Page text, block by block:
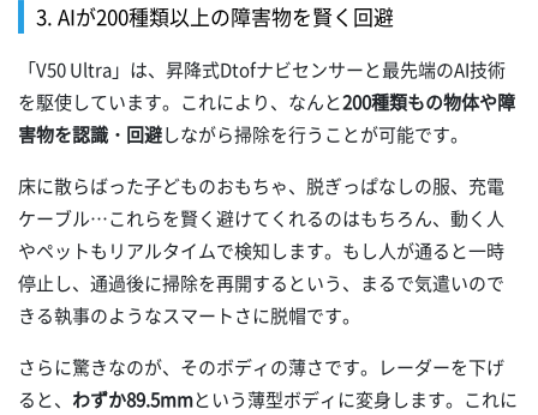
3. AIが200種類以上の障害物を賢く回避
「V50 Ultra」は、昇降式Dtofナビセンサーと最先端のAI技術
を駆使しています。これにより、なんと200種類もの物体や障
害物を認識・回避しながら掃除を行うことが可能です。
床に散らばった子どものおもちゃ、脱ぎっぱなしの服、充電
ケーブル…これらを賢く避けてくれるのはもちろん、動く人
やペットもリアルタイムで検知します。もし人が通ると一時
停止し、通過後に掃除を再開するという、まるで気遣いので
きる執事のようなスマートさに脱帽です。
さらに驚きなのが、そのボディの薄さです。レーダーを下げ
ると、 わずか89.5mmという薄型ボディに変身します。これに